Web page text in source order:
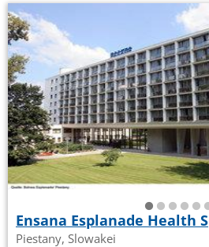
Ensana Esplanade Health
Piestany, Slowakei